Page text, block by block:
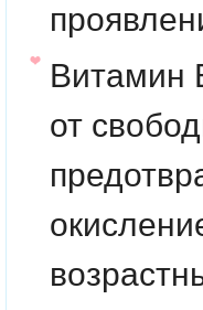
Витамин
от